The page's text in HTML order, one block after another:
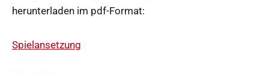
herunterladen im pdf-Format:
Spielansetzung